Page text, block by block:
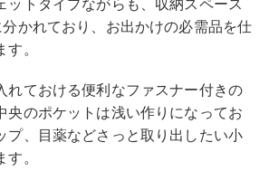
かれており、お出かけの必需品を仕
。
れておける便利なファスナー付きの
央のポケットは浅い作りになってお
プ、目薬などさっと取り出したい小
。